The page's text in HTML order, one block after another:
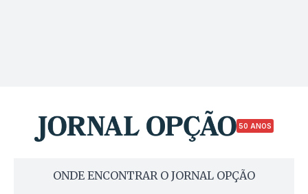
50 ANOS
ONDE ENCONTRAR O JORNAL OPÇÃO